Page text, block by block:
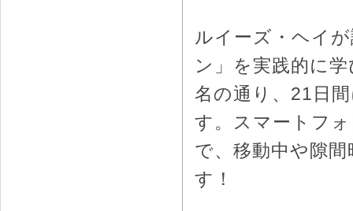
ルイーズ・ヘイ
ン」を実践的に
名の通り、21日
す。スマートフ
で、移動中や隙
す！